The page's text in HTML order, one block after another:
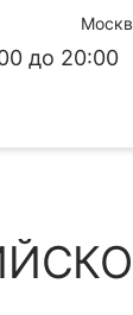
до 20:00